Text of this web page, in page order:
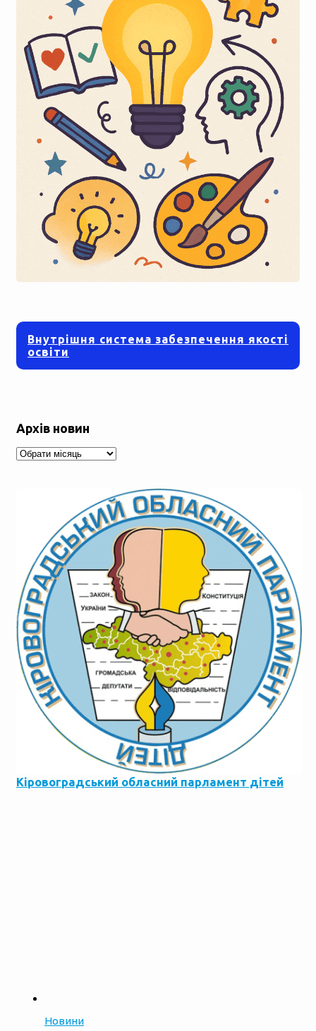
Внутрішня система забезпечення якості
освіти
Архів новин
Архів
новин
Кіровоградський обласний парламент дітей
Новини